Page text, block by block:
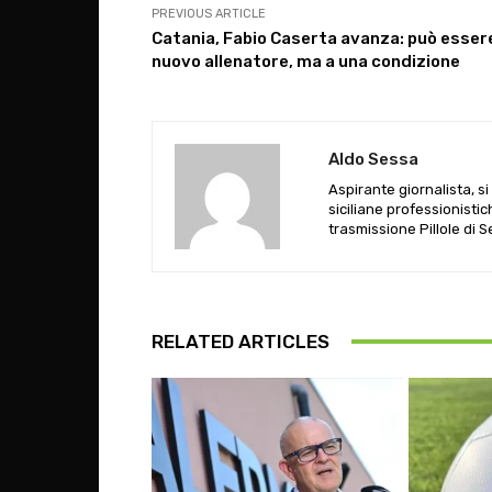
PREVIOUS ARTICLE
Catania, Fabio Caserta avanza: può
nuovo allenatore, ma a una condizione
Aldo Sessa
Aspirante giornalista,
siciliane
trasmissione Pillole di
RELATED ARTICLES